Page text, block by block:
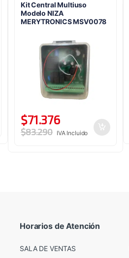
Kit Central Multiuso
Modelo NIZA
MERYTRONICS MSV0078
$71.376
$83.290 IVA Incluido
Horarios de Atención
SALA DE VENTAS